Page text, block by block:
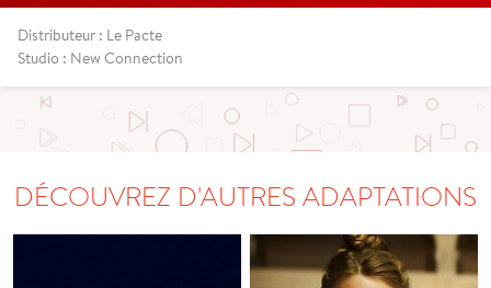
Distributeur : Le Pacte
Studio : New Connection
DÉCOUVREZ D'AUTRES ADAPTATIONS